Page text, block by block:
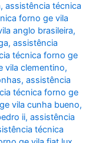
,assistência técnica
forno ge vila
anglo brasileira,
,assistência
técnica forno ge
vila clementino,
,assistência
técnica forno ge
vila cunha bueno,
ii,assistência
técnica